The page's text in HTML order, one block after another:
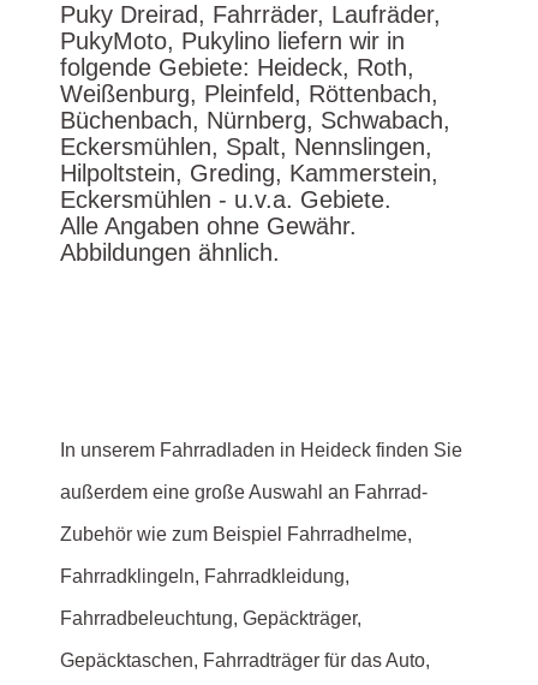
Puky Dreirad, Fahrräder, Laufräder,
PukyMoto, Pukylino liefern wir in
folgende Gebiete: Heideck, Roth,
Weißenburg, Pleinfeld, Röttenbach,
Büchenbach, Nürnberg, Schwabach,
Eckersmühlen, Spalt, Nennslingen,
Hilpoltstein, Greding, Kammerstein,
Eckersmühlen - u.v.a. Gebiete.
Alle Angaben ohne Gewähr.
Abbildungen ähnlich.
In unserem Fahrradladen in Heideck finden Sie
außerdem eine große Auswahl an Fahrrad-
Zubehör wie zum Beispiel Fahrradhelme,
Fahrradklingeln, Fahrradkleidung,
Fahrradbeleuchtung, Gepäckträger,
Gepäcktaschen, Fahrradträger für das Auto,